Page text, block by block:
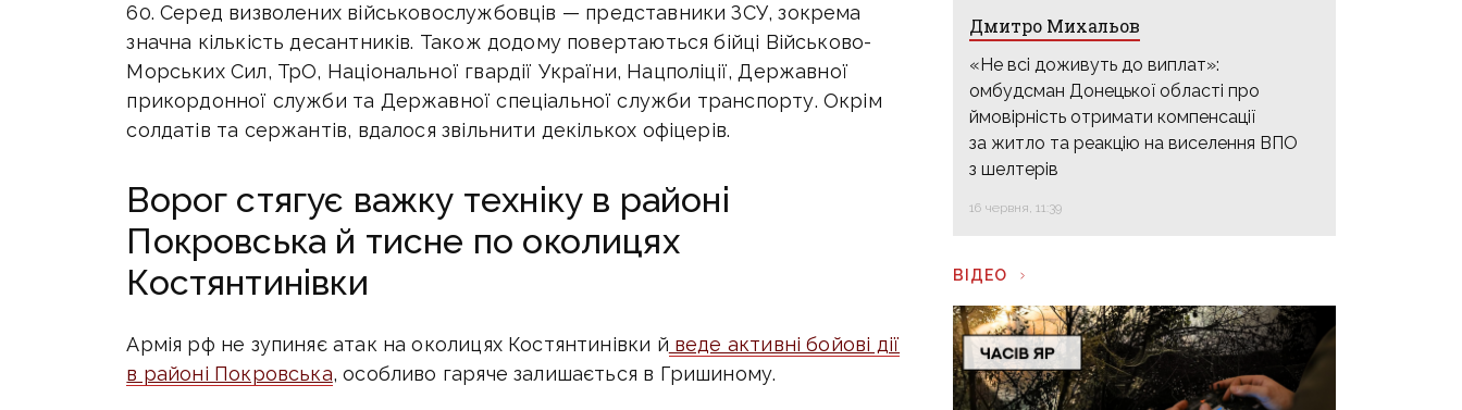
60.Серед визволених військовослужбовців — представники ЗСУ, зокрема
значна кількість десантників. Також додому повертаються бійці Військово-
Морських Сил, ТрО, Національної гвардії України, Нацполіції, Державної
прикордонної служби та Державної спеціальної служби транспорту. Окрім
солдатів та сержантів, вдалося звільнити декількох офіцерів.
Ворог стягує важку техніку в районі
Покровська й тисне по околицях
Костянтинівки
Армія рф не зупиняє атак на околицях Костянтинівки й веде активні бойові дії
в районі Покровська, особливо гаряче залишається в Гришиному.
Дмитро Михальов
«Не всі доживуть до виплат»:
омбудсман Донецької області про
ймовірність отримати компенсації
за житло та реакцію на виселення ВПО
з шелтерів
16 червня, 11:39
ВІДЕО